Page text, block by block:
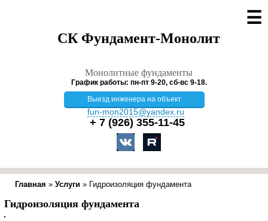
СК Фундамент-Монолит
Монолитные фундаменты
График работы: пн-пт 9-20, сб-вс 9-18.
Выезд инженера на объект
fun-mon2015@yandex.ru
+ 7 (926) 355-11-45
☰
Главная » Услуги » Гидроизоляция фундамента
Гидроизоляция фундамента